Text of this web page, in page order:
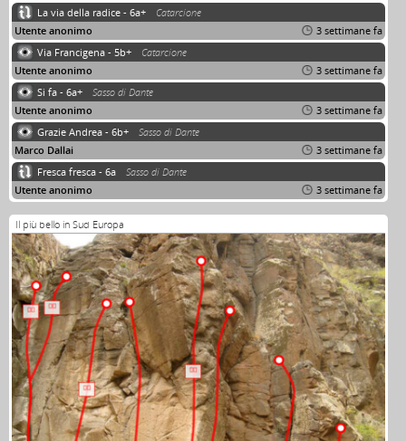
La via della radice - 6a+
Catarcione
Utente anonimo
3 settimane fa
Via Francigena - 5b+
Catarcione
Utente anonimo
3 settimane fa
Si fa - 6a+
Sasso di Dante
Utente anonimo
3 settimane fa
Grazie Andrea - 6b+
Sasso di Dante
Marco Dallai
3 settimane fa
Fresca fresca - 6a
Sasso di Dante
Utente anonimo
3 settimane fa
Il più bello in Sud Europa